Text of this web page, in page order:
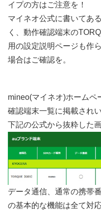
イプの方はご注意を！
マイネオ公式に書いてあ
く、動作確認端末の
用の設定説明ページも作
場合はご確認を。
mineo(マイネオ)ホームペ
確認端末一覧に掲載され
下記の公式から抜粋した
データ通信、通常の携帯
の基本的な機能は全て対